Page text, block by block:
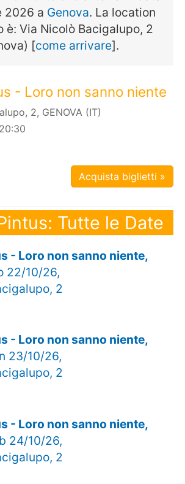
2026 a Genova. La location
è: Via Nicolò Bacigalupo, 2
[come arrivare].
- Loro non sanno niente
2, GENOVA (IT)
Acquista biglietti »
Tutte le Date
- Loro non sanno niente,
22/10/26,
2
- Loro non sanno niente,
23/10/26,
2
- Loro non sanno niente,
24/10/26,
2